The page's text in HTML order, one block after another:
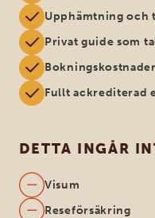
Upphämtning och
Privat guide som
Bokningskostnader
Fullt ackrediterad
DETTA INGÅR
Visum
Reseförsäkring